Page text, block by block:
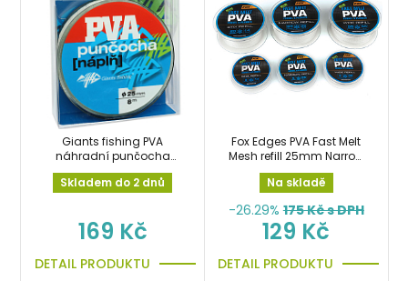
Giants fishing PVA
náhradní punčocha
Micromesh Refill
25mm/8m
Skladem do 2 dnů
169 Kč
DETAIL PRODUKTU
Fox Edges PVA Fast Melt
Mesh refill 25mm Narrow
5m/25mm náhradní
punčocha střední
Na skladě
-26.29% 175Kč s DPH
129 Kč
DETAIL PRODUKTU